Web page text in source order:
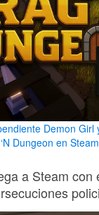
Demon Girl
Dungeon en
a Steam con